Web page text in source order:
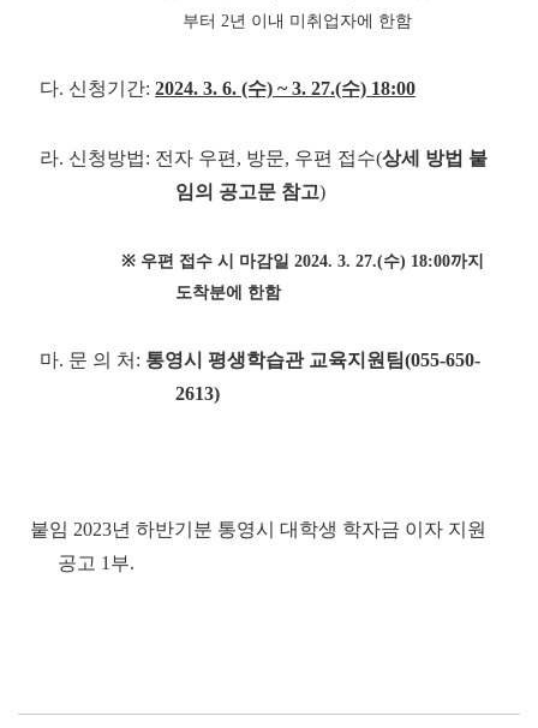
부터 2년 이내 미취업자에 한함
다. 신청기간: 2024. 3. 6. (수) ~ 3. 27.(수) 18:00
라. 신청방법: 전자 우편, 방문, 우편 접수(상세 방법 붙
임의 공고문 참고)
※ 우편 접수 시 마감일 2024. 3. 27.(수) 18:00까지
도착분에 한함
마. 문 의 처: 통영시 평생학습관 교육지원팀(055-650-
2613)
붙임 2023년 하반기분 통영시 대학생 학자금 이자 지원
공고 1부.